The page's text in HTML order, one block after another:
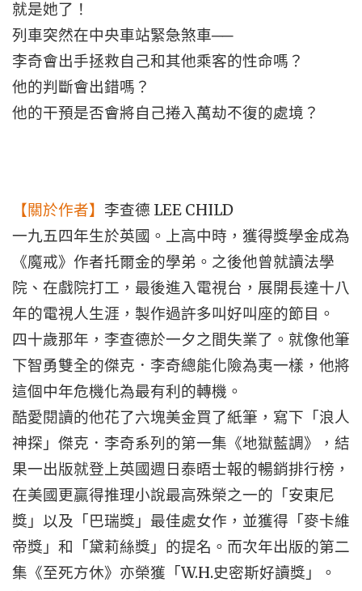
就是她了！
列車突然在中央車站緊急煞車──
李奇會出手拯救自己和其他乘客的性命嗎？
他的判斷會出錯嗎？
他的干預是否會將自己捲入萬劫不復的處境？
【關於作者】 李查德 LEE CHILD
一九五四年生於英國。上高中時，獲得獎學金成為
《魔戒》作者托爾金的學弟。之後他曾就讀法學
院、在戲院打工，最後進入電視台，展開長達十八
年的電視人生涯，製作過許多叫好叫座的節目。
四十歲那年，李查德於一夕之間失業了。就像他筆
下智勇雙全的傑克．李奇總能化險為夷一樣，他將
這個中年危機化為最有利的轉機。
酷愛閱讀的他花了六塊美金買了紙筆，寫下「浪人
神探」傑克．李奇系列的第一集《地獄藍調》，結
果一出版就登上英國週日泰晤士報的暢銷排行榜，
在美國更贏得推理小說最高殊榮之一的「安東尼
獎」以及「巴瑞獎」最佳處女作，並獲得「麥卡維
帝獎」和「黛莉絲獎」的提名。而次年出版的第二
集《至死方休》亦榮獲「 W.H.史密斯好讀獎」。